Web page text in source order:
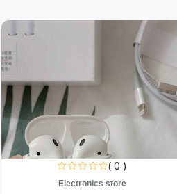
( 0 )
Electronics store